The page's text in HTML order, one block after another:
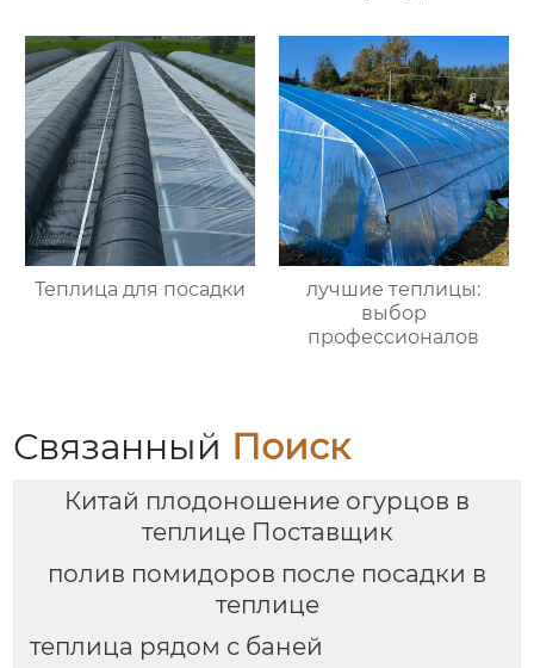
Теплица для посадки
лучшие теплицы:
выбор
профессионалов
Связанный Поиск
Китай плодоношение огурцов в
теплице Поставщик
полив помидоров после посадки в
теплице
теплица рядом с баней